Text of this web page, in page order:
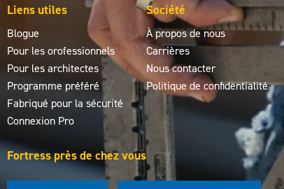
Liens utiles
Blogue
Pour les orofessionnels
Pour les architectes
Programme préféré
Fabriqué pour la sécurité
Connexion Pro
Société
À propos de nous
Carrières
Nous contacter
Politique de confidentialité
Fortress près de chez vous